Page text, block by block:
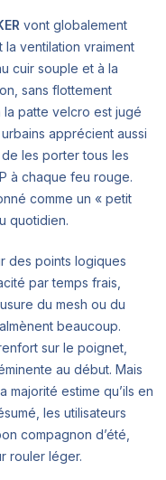
vont globalement
la ventilation vraiment
cuir souple et à la
sans flottement
la patte velcro est jugé
apprécient aussi
les porter tous les
à chaque feu rouge.
comme un « petit
quotidien.
des points logiques
par temps frais,
du mesh ou du
beaucoup.
sur le poignet,
au début. Mais
majorité estime qu’ils en
les utilisateurs
compagnon d’été,
rouler léger.